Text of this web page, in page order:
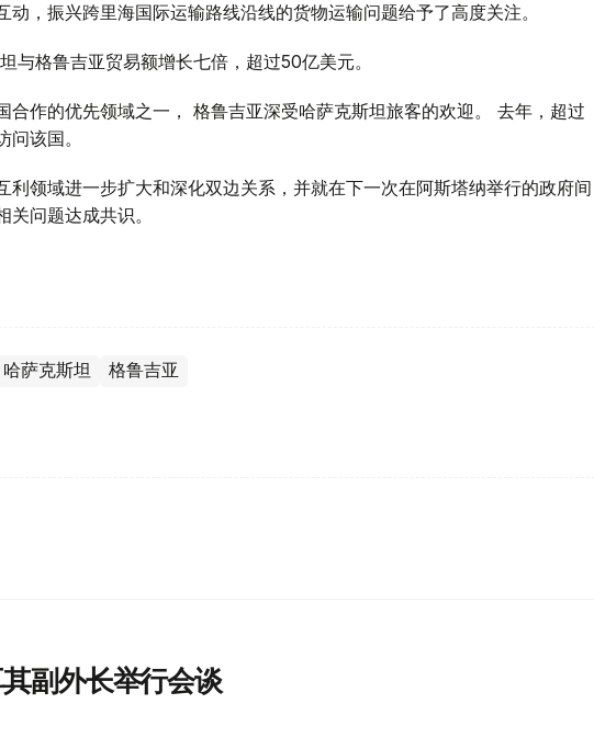
，振兴跨里海国际运输路线沿线的货物运输问题给予了高度关注。
与格鲁吉亚贸易额增长七倍，超过50亿美元。
合作的优先领域之一， 格鲁吉亚深受哈萨克斯坦旅客的欢迎。 去年，超过
该国。
利领域进一步扩大和深化双边关系，并就在下一次在阿斯塔纳举行的政府间
问题达成共识。
哈萨克斯坦 格鲁吉亚
副外长举行会谈